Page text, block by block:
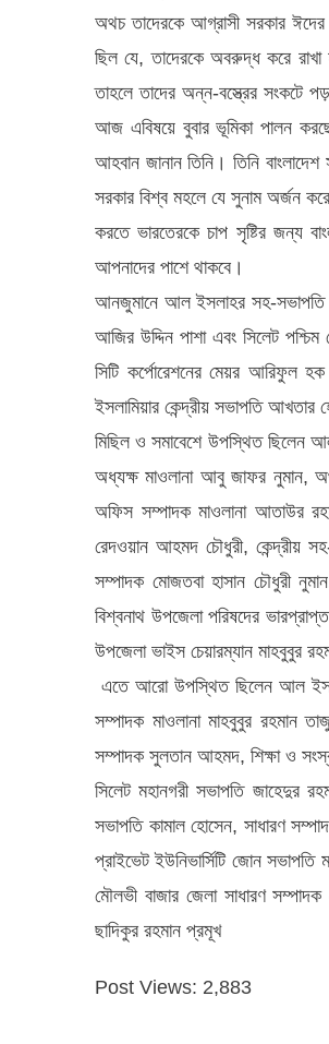
অথচ তাদেরকে আগ্রাসী সরকার ঈদের
ছিল যে, তাদেরকে অবরুদ্ধ করে
তাহলে তাদের অন্ন-বস্ত্রের সংকটে
আজ এবিষয়ে বুবার ভূমিকা পালন
আহবান জানান তিনি। তিনি বাংলাদেশ
সরকার বিশ্ব মহলে যে সুনাম অর্জন
করতে ভারতেরকে চাপ সৃষ্টির জন্য
আপনাদের পাশে থাকবে।
আনজুমানে আল ইসলাহর সহ-সভাপতি
আজির উদ্দিন পাশা এবং সিলেট পশ্চিম
সিটি কর্পোরেশনের মেয়র আরিফুল
ইসলামিয়ার কেন্দ্রীয় সভাপতি
মিছিল ও সমাবেশে উপস্থিত ছিলেন
অধ্যক্ষ মাওলানা আবু জাফর নুমান,
অফিস সম্পাদক মাওলানা আতাউর
রেদওয়ান আহমদ চৌধুরী, কেন্দ্রীয়
সম্পাদক মোজতবা হাসান চৌধুরী
বিশ্বনাথ উপজেলা পরিষদের
উপজেলা ভাইস চেয়ারম্যান মাহবুবুর
এতে আরো উপস্থিত ছিলেন আল
সম্পাদক মাওলানা মাহবুবুর রহমান
সম্পাদক সুলতান আহমদ, শিক্ষা ও
সিলেট মহানগরী সভাপতি জাহেদুর
সভাপতি কামাল হোসেন, সাধারণ
প্রাইভেট ইউনিভার্সিটি জোন
মৌলভী বাজার জেলা সাধারণ
ছাদিকুর রহমান প্রমূখ
Post Views: 2,883